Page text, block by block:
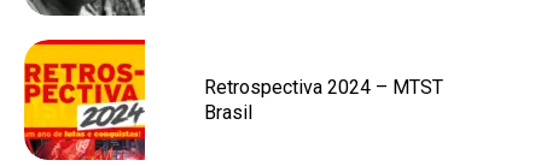
Retrospectiva 2024 – MTST
Brasil